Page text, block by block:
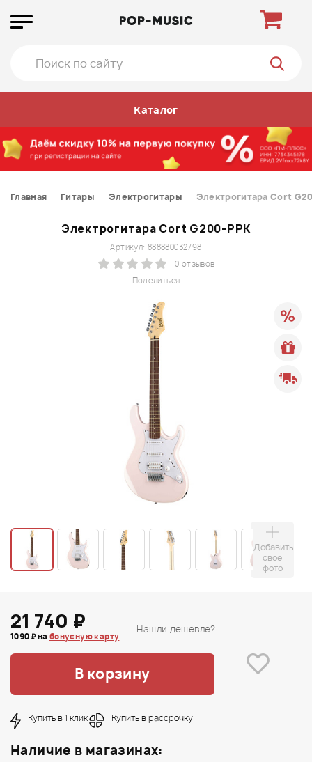
Каталог
Главная Гитары Электрогитары Электрогитара Cort
Электрогитара Cort G200-PPK
Поделиться
Артикул: 888880032798
0 отзывов
Добавить
свое
фото
21 740 ₽
1090 ₽ на бонусную карту
Нашли дешевле?
В корзину
Купить в 1 клик Купить в рассрочку
Наличие в магазинах: